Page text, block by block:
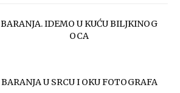
BARANJA. IDEMO U KUĆU BILJKINOG
OCA
BARANJA U SRCU I OKU FOTOGRAFA